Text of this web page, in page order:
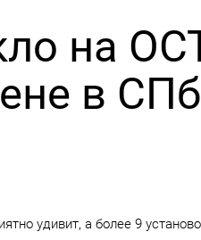
на
в
удивит, а более 9